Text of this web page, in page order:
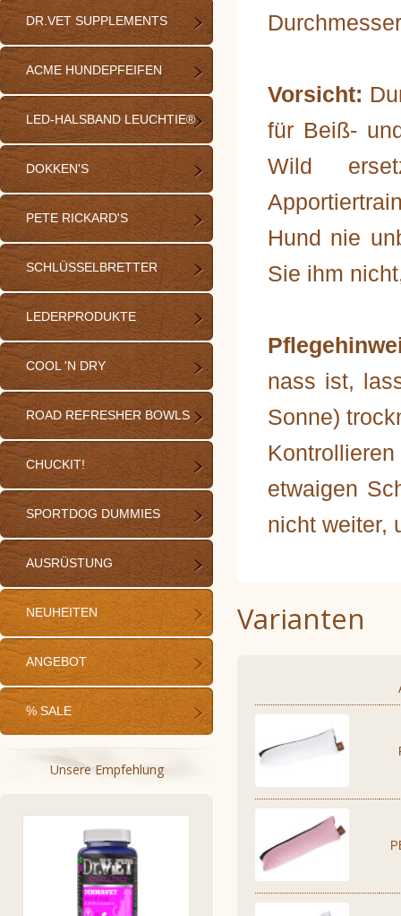
DR.VET SUPPLEMENTS
ACME HUNDEPFEIFEN
LED-HALSBAND LEUCHTIE®
DOKKEN'S
PETE RICKARD'S
SCHLÜSSELBRETTER
LEDERPRODUKTE
COOL 'N DRY
ROAD REFRESHER BOWLS
CHUCKIT!
SPORTDOG DUMMIES
AUSRÜSTUNG
NEUHEITEN
ANGEBOT
% SALE
Unsere Empfehlung
Vorsicht:
für Beiß-
Wild
Hund nie
Sie ihm
nass ist,
Sonne)
etwaigen
nicht weiter,
Varianten